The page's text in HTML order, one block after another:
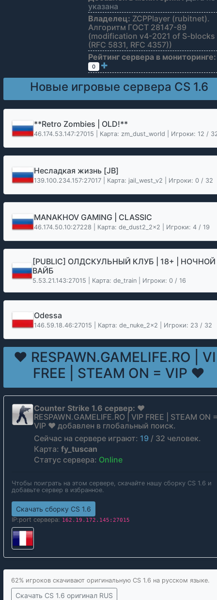
указана
Владелец: ZCPPlayer (rubitnet).
Алгоритм ГОСТ 28147-89
(modification v4-2021 of S-blocks
(RFC 5831, RFC 4357))
Рейтинг сервера в мониторинге:
0
Новые игровые сервера CS 1.6
**Retro Zombies | OLD!**
46.174.53.147:27015 | Карта: zm_dust_world | Игроки: 12 /
Несладкая жизнь [JB]
139.100.234.157:27017 | Карта: jail_west_v2 | Игроки: 0 / 32
MANAKHOV GAMING | CLASSIC
46.174.50.10:27228 | Карта: de_dust2_2x2 | Игроки: 4 / 19
[PUBLIC] ОЛДСКУЛЬНЫЙ КЛУБ | 18+ | НОЧНОЙ
ВАЙБ
5.53.21.143:27015 | Карта: de_train | Игроки: 0 / 16
Odessa
146.59.18.46:27015 | Карта: de_nuke_2x2 | Игроки: 23 / 32
❤ RESPAWN.GAMELIFE.RO |
FREE | STEAM ON = VIP ❤
Counter Strike 1.6 сервер: ❤
RESPAWN.GAMELIFE.RO | VIP FREE | STEAM ON
VIP ❤ добавлен в глобальный поиск.
Сейчас на сервере играют: 19 / 32 человек.
Карта: fy_tuscan
Статус сервера: Online
Чтобы поиграть на этом сервере, скачайте нашу сборку CS 1.6 и
добавьте сервер в избранное.
Скачать сборку CS 1.6
IP:port сервера: 162.19.172.145:27015
62% игроков скачивают оригинальную CS 1.6 на русском языке.
Скачать CS 1.6 оригинал RUS